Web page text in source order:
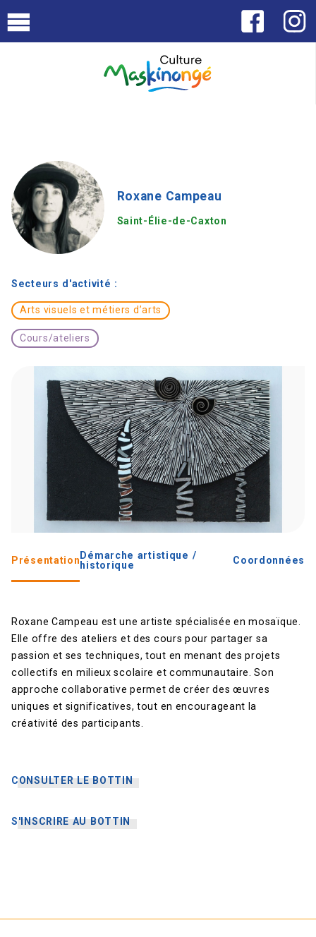
Roxane Campeau
Saint-Élie-de-Caxton
Secteurs d'activité :
Arts visuels et métiers d’arts
Cours/ateliers
Présentation Démarche artistique /
historique
Coordonnées
Roxane Campeau est une artiste spécialisée en mosaïque.
Elle offre des ateliers et des cours pour partager sa
passion et ses techniques, tout en menant des projets
collectifs en milieux scolaire et communautaire. Son
approche collaborative permet de créer des œuvres
uniques et significatives, tout en encourageant la
créativité des participants.
CONSULTER LE BOTTIN
S'INSCRIRE AU BOTTIN